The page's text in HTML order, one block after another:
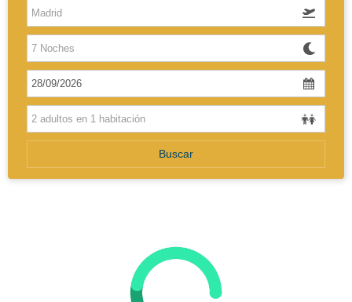
Vuelos
El Caribe
Europa
Africa
Buscar